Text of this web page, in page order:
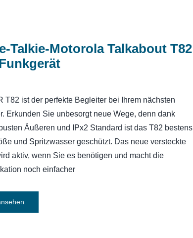
Talkie-Motorola Talkabout T82
T82 ist der perfekte Begleiter bei Ihrem nächsten
Erkunden Sie unbesorgt neue Wege, denn dank
Äußeren und IPx2 Standard ist das T82 bestens
und Spritzwasser geschützt. Das neue versteckte
aktiv, wenn Sie es benötigen und macht die
noch einfacher